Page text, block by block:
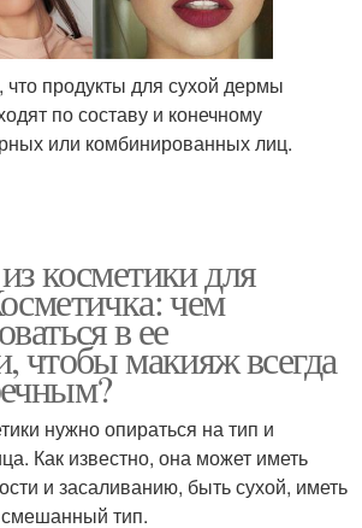
продукты для сухой дермы
по составу и конечному
или комбинированных лиц.
косметики для
чем
в ее
чтобы макияж всегда
нужно опираться на тип и
Как известно, она может иметь
и засаливанию, быть сухой, иметь
тип.